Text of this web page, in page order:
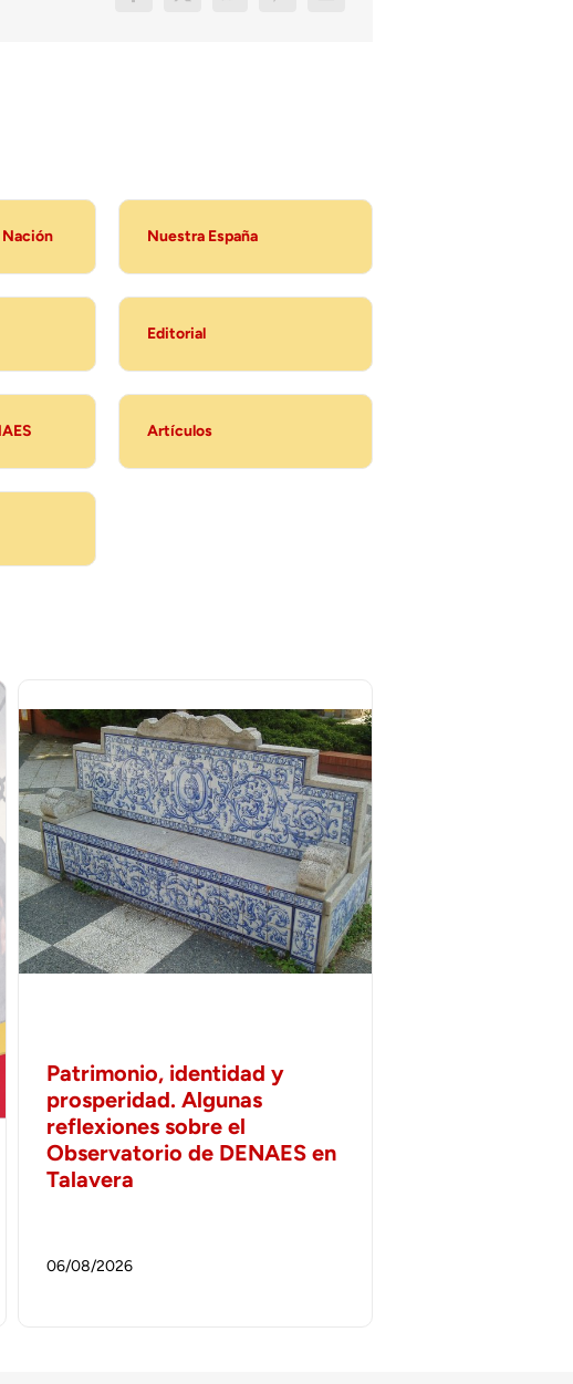
Nuestra España
Editorial
Artículos
Patrimonio, identidad y
prosperidad. Algunas
reflexiones sobre el
Observatorio de DENAES en
Talavera
06/08/2026